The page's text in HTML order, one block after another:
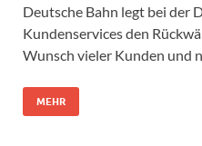
Deutsche Bahn legt bei der
Kundenservices den
Wunsch vieler Kunden und
MEHR